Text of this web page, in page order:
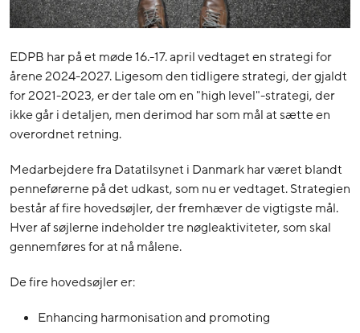
EDPB har på et møde 16.-17. april vedtaget en strategi for
årene 2024-2027. Ligesom den tidligere strategi, der gjaldt
for 2021-2023, er der tale om en "high level"-strategi, der
ikke går i detaljen, men derimod har som mål at sætte en
overordnet retning.
Medarbejdere fra Datatilsynet i Danmark har været blandt
penneførerne på det udkast, som nu er vedtaget. Strategien
består af fire hovedsøjler, der fremhæver de vigtigste mål.
Hver af søjlerne indeholder tre nøgleaktiviteter, som skal
gennemføres for at nå målene.
De fire hovedsøjler er:
Enhancing harmonisation and promoting